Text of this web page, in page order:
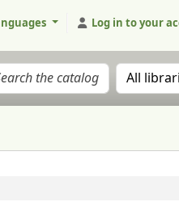
Log in to your
Search